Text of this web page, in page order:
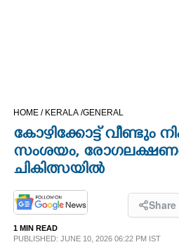
CINEMA
OPINION
PHOTOS
LIFESTYLE
HOME / KERALA /GENERAL
കോഴിക്കോട്ട് വീണ്ടും
സംശയം,
ചികിത്സയിൽ
Share
1 MIN READ
PUBLISHED: JUNE 10, 2026 06:22 PM IST